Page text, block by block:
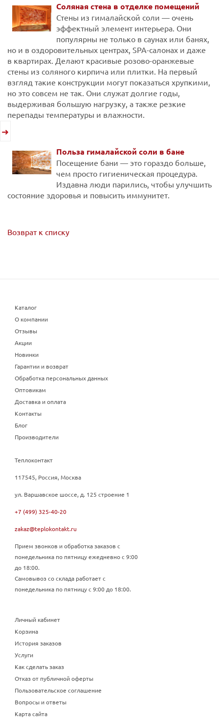
Соляная стена в отделке помещений
Стены из гималайской соли — очень
эффектный элемент интерьера. Они
популярны не только в саунах или банях,
но и в оздоровительных центрах, SPA-салонах и даже
в квартирах. Делают красивые розово-оранжевые
стены из соляного кирпича или плитки. На первый
взгляд такие конструкции могут показаться хрупкими,
но это совсем не так. Они служат долгие годы,
выдерживая большую нагрузку, а также резкие
перепады температуры и влажности.
Польза гималайской соли в бане
Посещение бани — это гораздо больше,
чем просто гигиеническая процедура.
Издавна люди парились, чтобы улучшить
состояние здоровья и повысить иммунитет.
Возврат к списку
Каталог
О компании
Отзывы
Акции
Новинки
Гарантии и возврат
Обработка персональных данных
Оптовикам
Доставка и оплата
Контакты
Блог
Производители
Теплоконтакт
117545, Россия, Москва
ул. Варшавское шоссе, д. 125 строение 1
+7 (499) 325-40-20
zakaz@teplokontakt.ru
Прием звонков и обработка заказов с
понедельника по пятницу ежедневно с 9:00
до 18:00.
Самовывоз со склада работает с
понедельника по пятницу с 9:00 до 18:00.
Личный кабинет
Корзина
История заказов
Услуги
Как сделать заказ
Отказ от публичной оферты
Пользовательское соглашение
Вопросы и ответы
Карта сайта